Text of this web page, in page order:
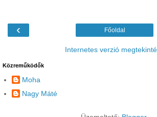
‹ Főoldal
Internetes verzió
Közreműködők
Moha
Nagy Máté